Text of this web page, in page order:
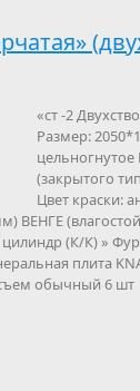
«ст -2
Размер:
(закрытого
Цвет краски:
ВЕНГЕ
(К/К) »
плита
обычный 6 шт